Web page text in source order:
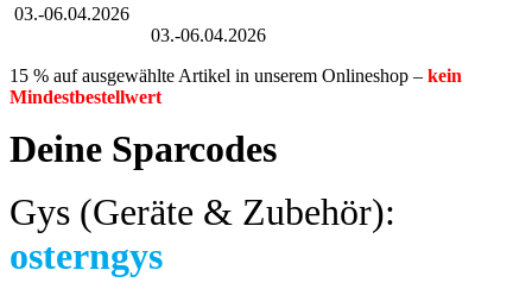
03.-06.04.2026
03.-06.04.2026
15 % auf ausgewählte Artikel in unserem Onlineshop – kein
Mindestbestellwert
Deine Sparcodes
Gys (Geräte & Zubehör):
osterngys